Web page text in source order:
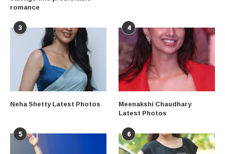
romance
3
Neha Shetty Latest Photos
4
Meenakshi Chaudhary
Latest Photos
5 6